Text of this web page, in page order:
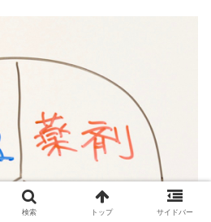
検索 トップ サイドバー